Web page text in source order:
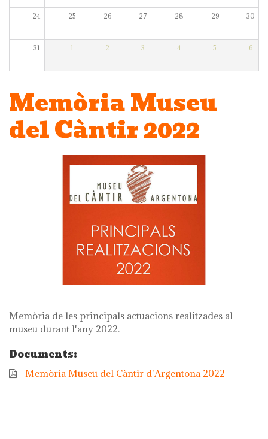
24 25 26 27 28 29 30
31 1 2 3 4 5 6
Memòria Museu
del Càntir 2022
Memòria de les principals actuacions realitzades al
museu durant l'any 2022.
Documents:
Memòria Museu del Càntir d'Argentona 2022